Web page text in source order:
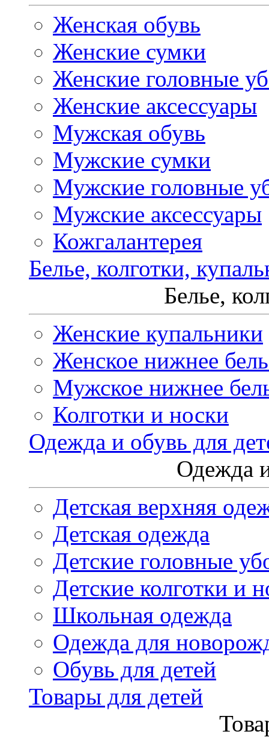
Женская обувь
Женские сумки
Женские головные
Женские аксессуары
Мужская обувь
Мужские сумки
Мужские головные
Мужские аксессуары
Кожгалантерея
Белье, колготки,
Белье,
Женские купальники
Женское нижнее
Мужское нижнее
Колготки и носки
Одежда и обувь для
Одежда
Детская верхняя
Детская одежда
Детские головные
Детские колготки и
Школьная одежда
Одежда для
Обувь для детей
Товары для детей